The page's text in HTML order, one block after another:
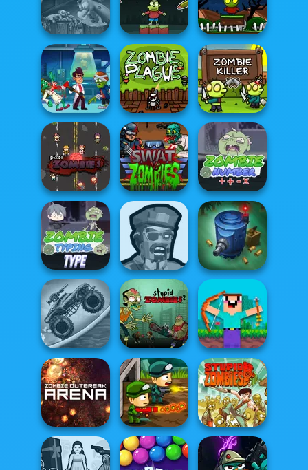
Zombie Romance Zombie Quarrel
Headless
Zombie Chicken
Missiles Attack Zombie Head
Lab Of The Living
Dead
Zombie Plague Zombie Killer
Pixel Zombies Swat Vs Zombies Zombie Number
Zombie Typing
Zombies
Shooter
Tower Defense
Zombies
Zombie Monster
Truck
Stupid Zombies
2
Noob vs 1000
Zombies!